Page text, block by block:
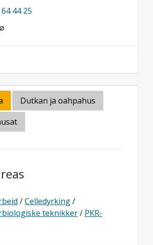
44 25
Dutkan ja oahpahus
/Celledyrking/
teknikker/ PKR-